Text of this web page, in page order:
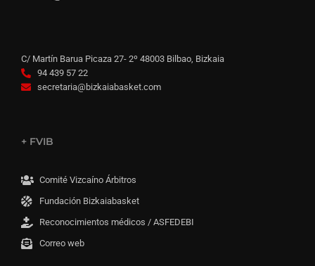
C/ Martín Barua Picaza 27- 2º 48003 Bilbao, Bizkaia
94 439 57 22
secretaria@bizkaiabasket.com
+ FVIB
Comité Vizcaíno Árbitros
Fundación Bizkaiabasket
Reconocimientos médicos / ASFEDEBI
Correo web